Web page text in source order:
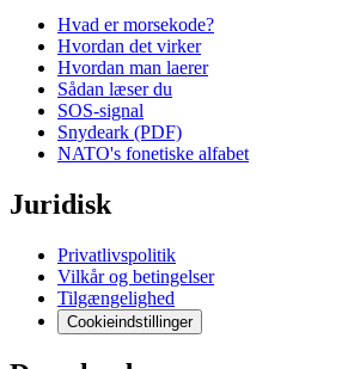
Hvad er morsekode?
Hvordan det virker
Hvordan man laerer
Sådan læser du
SOS-signal
Snydeark (PDF)
NATO's fonetiske alfabet
Juridisk
Privatlivspolitik
Vilkår og betingelser
Tilgængelighed
Cookieindstillinger